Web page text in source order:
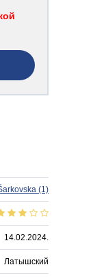
(1)
14.02.2024.
Латышский